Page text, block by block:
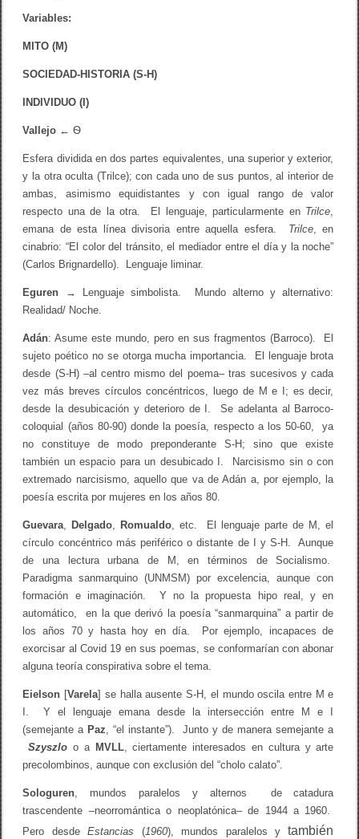
Variables:
MITO (M)
SOCIEDAD-HISTORIA (S-H)
INDIVIDUO (I)
Vallejo ←Ѳ
Esfera dividida en dos partes equivalentes, una superior y exterior,
y la otra oculta (Trilce); con cada uno de sus puntos, al interior de
ambas, asimismo equidistantes y con igual rango de valor
respecto una de la otra. El lenguaje, particularmente en Trilce,
emana de esta línea divisoria entre aquella esfera. Trilce, en
cinabrio: “El color del tránsito, el mediador entre el día y la noche”
(Carlos Brignardello). Lenguaje liminar.
Eguren →
Lenguaje simbolista. Mundo alterno y alternativo:
Realidad/ Noche.
Adán: Asume este mundo, pero en sus fragmentos (Barroco). El
sujeto poético no se otorga mucha importancia. El lenguaje brota
desde (S-H) –al centro mismo del poema– tras sucesivos y cada
vez más breves círculos concéntricos, luego de M e I; es decir,
desde la desubicación y deterioro de I. Se adelanta al Barroco-
coloquial (años 80-90) donde la poesía, respecto a los 50-60, ya
no constituye de modo preponderante S-H; sino que existe
también un espacio para un desubicado I. Narcisismo sin o con
extremado narcisismo, aquello que va de Adán a, por ejemplo, la
poesía escrita por mujeres en los años 80.
Guevara, Delgado, Romualdo, etc. El lenguaje parte de M, el
círculo concéntrico más periférico o distante de I y S-H. Aunque
de una lectura urbana de M, en términos de Socialismo.
Paradigma sanmarquino (UNMSM) por excelencia, aunque con
formación e imaginación. Y no la propuesta hipo real, y en
automático, en la que derivó la poesía “sanmarquina” a partir de
los años 70 y hasta hoy en día. Por ejemplo, incapaces de
exorcisar al Covid 19 en sus poemas, se conformarían con abonar
alguna teoría conspirativa sobre el tema.
Eielson [Varela] se halla ausente S-H, el mundo oscila entre M e
I. Y el lenguaje emana desde la intersección entre M e I
(semejante a Paz, “el instante”). Junto y de manera semejante a
Szyszlo o a MVLL, ciertamente interesados en cultura y arte
precolombinos, aunque con exclusión del “cholo calato”.
Sologuren, mundos paralelos y alternos de catadura
trascendente –neorromántica o neoplatónica– de 1944 a 1960.
Pero desdeEstancias (1960), mundos paralelos ytambién